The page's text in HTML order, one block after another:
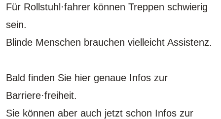
Für Rollstuhl·fahrer können Treppen schwierig
sein.
Blinde Menschen brauchen vielleicht Assistenz.
Bald finden Sie hier genaue Infos zur
Barriere·freiheit.
Sie können aber auch jetzt schon Infos zur